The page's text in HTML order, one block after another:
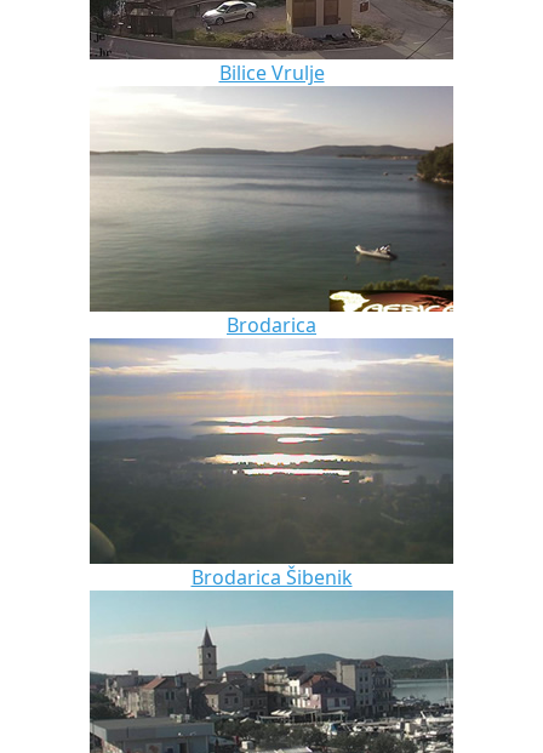
Bilice Vrulje
Brodarica
Brodarica Šibenik